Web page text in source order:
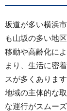
坂道が多い横浜
も山坂の多い地
移動や高齢化に
まり、生活に密
スが多くありま
地域の主体的な
な運行がスムー